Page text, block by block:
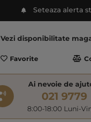
Seteaza alerta
Vezi disponibilitate
Favorite
Ai nevoie de
021 9779
8:00-18:00 Luni-